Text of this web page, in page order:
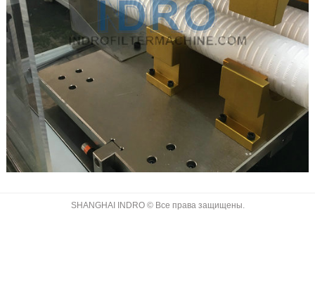
SHANGHAI INDRO © Все права защищены.